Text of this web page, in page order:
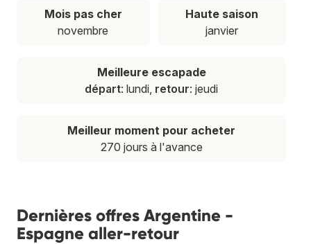
Mois pas cher
novembre
Haute saison
janvier
Meilleure escapade
départ: lundi, retour: jeudi
Meilleur moment pour acheter
270 jours à l'avance
Dernières offres Argentine -
Espagne aller-retour